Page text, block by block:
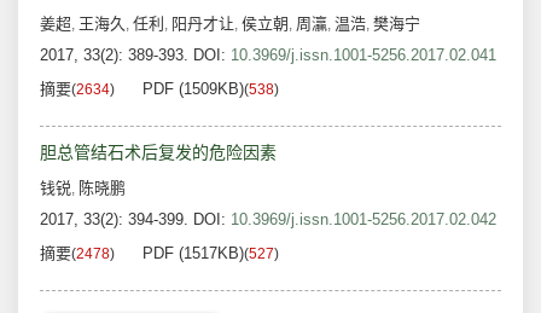
姜超, 王海久 , 任利 , 阳丹才让, 侯立朝 , 周灜, 温浩, 樊海宁
2017, 33(2): 389-393. DOI: 10.3969/j.issn.1001-5256.2017.02.041
摘要(2634) PDF (1509KB)(538)
胆总管结石术后复发的危险因素
钱锐, 陈晓鹏
2017, 33(2): 394-399. DOI: 10.3969/j.issn.1001-5256.2017.02.042
摘要(2478) PDF (1517KB)(527)